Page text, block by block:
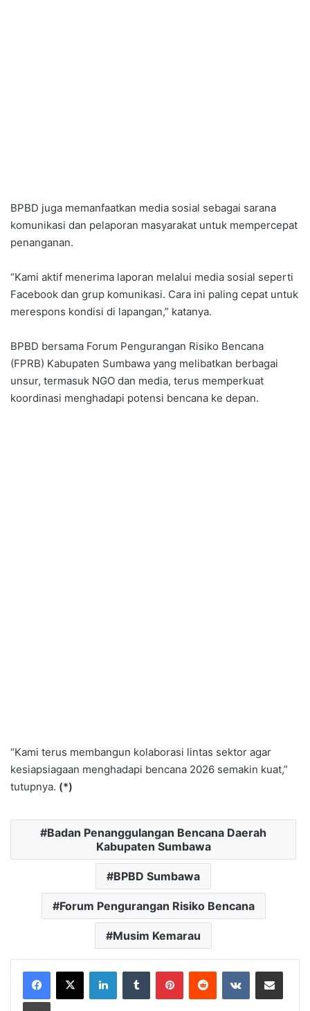
BPBD juga memanfaatkan media sosial sebagai sarana
komunikasi dan pelaporan masyarakat untuk mempercepat
penanganan.
“Kami aktif menerima laporan melalui media sosial seperti
Facebook dan grup komunikasi. Cara ini paling cepat untuk
merespons kondisi di lapangan,” katanya.
BPBD bersama Forum Pengurangan Risiko Bencana
(FPRB) Kabupaten Sumbawa yang melibatkan berbagai
unsur, termasuk NGO dan media, terus memperkuat
koordinasi menghadapi potensi bencana ke depan.
“Kami terus membangun kolaborasi lintas sektor agar
kesiapsiagaan menghadapi bencana 2026 semakin kuat,”
tutupnya. (*)
Badan Penanggulangan Bencana Daerah
Kabupaten Sumbawa
BPBD Sumbawa
Forum Pengurangan Risiko Bencana
Musim Kemarau
LinkedInTumblr PinterestReddit VKontakteBagikan Lewat Email
Cetak